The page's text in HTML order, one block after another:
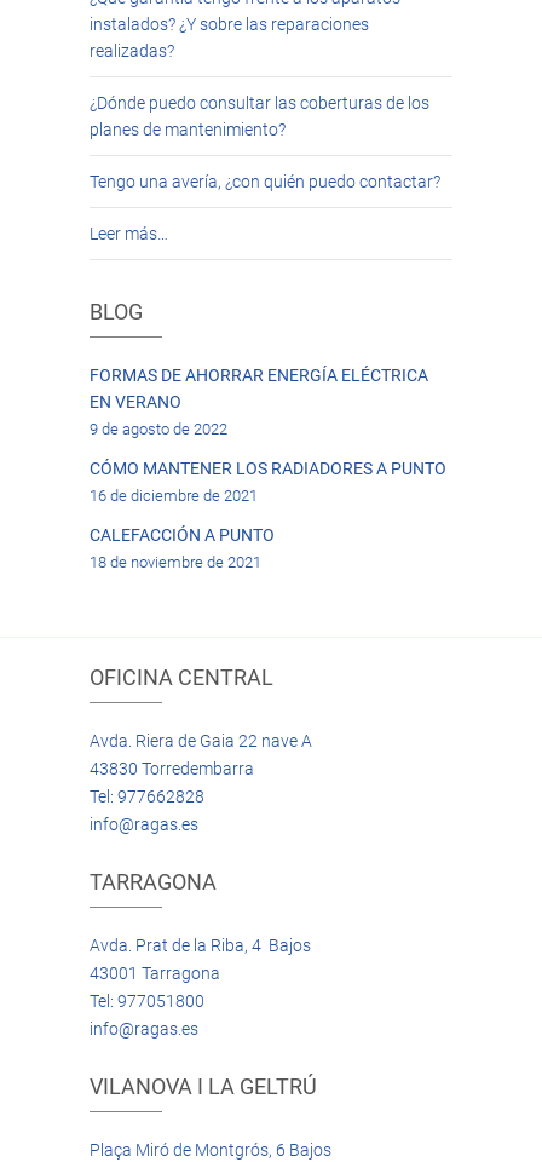
instalados? ¿Y sobre las reparaciones
realizadas?
¿Dónde puedo consultar las coberturas de los
planes de mantenimiento?
Tengo una avería, ¿con quién puedo contactar?
Leer más…
BLOG
FORMAS DE AHORRAR ENERGÍA ELÉCTRICA
EN VERANO
9 de agosto de 2022
CÓMO MANTENER LOS RADIADORES A PUNTO
16 de diciembre de 2021
CALEFACCIÓN A PUNTO
18 de noviembre de 2021
OFICINA CENTRAL
Avda. Riera de Gaia 22 nave A
43830 Torredembarra
Tel: 977662828
info@ragas.es
TARRAGONA
Avda. Prat de la Riba, 4 Bajos
43001 Tarragona
Tel: 977051800
info@ragas.es
VILANOVA I LA GELTRÚ
Plaça Miró de Montgrós, 6 Bajos